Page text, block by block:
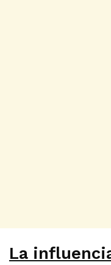
La